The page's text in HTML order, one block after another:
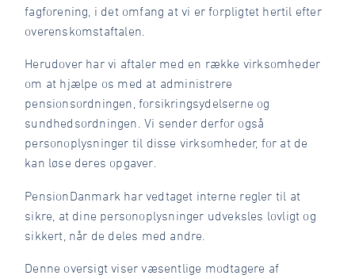
fagforening, i det omfang at vi er forpligtet hertil efter
overenskomstaftalen.
Herudover har vi aftaler med en række virksomheder
om at hjælpe os med at administrere
pensionsordningen, forsikringsydelserne og
sundhedsordningen. Vi sender derfor også
personoplysninger til disse virksomheder, for at de
kan løse deres opgaver.
PensionDanmark har vedtaget interne regler til at
sikre, at dine personoplysninger udveksles lovligt og
sikkert, når de deles med andre.
Denne oversigt viser væsentlige modtagere af